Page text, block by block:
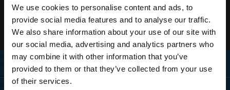
We use cookies to personalise content and ads, to
provide social media features and to analyse our traffic.
We also share information about your use of our site with
our social media, advertising and analytics partners who
may combine it with other information that you’ve
provided to them or that they’ve collected from your use
of their services.
Home